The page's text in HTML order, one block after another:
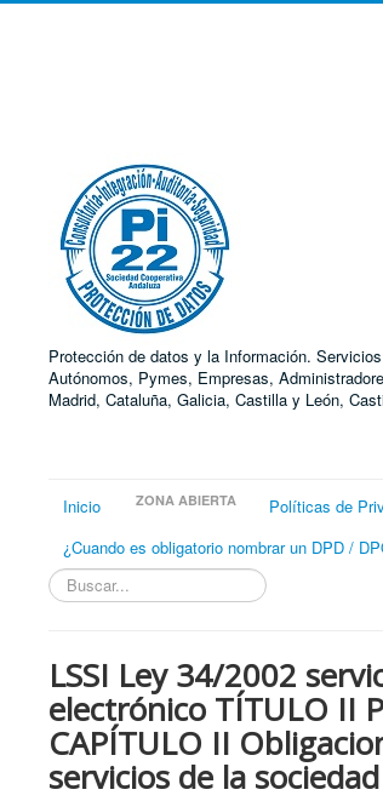
Protección de datos y la Información.
Autónomos, Pymes, Empresas,
Madrid, Cataluña, Galicia, Castilla y León,
Inicio ZONA ABIERTA Políticas de
¿Cuando es obligatorio nombrar un DPD /
Buscar...
LSSI Ley 34/2002
electrónico TÍTULO II
CAPÍTULO II
servicios de la sociedad